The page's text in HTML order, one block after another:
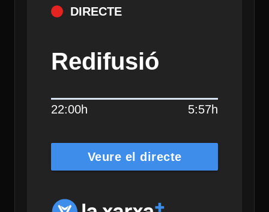
DIRECTE
Redifusió
22:00h 5:57h
Veure el directe